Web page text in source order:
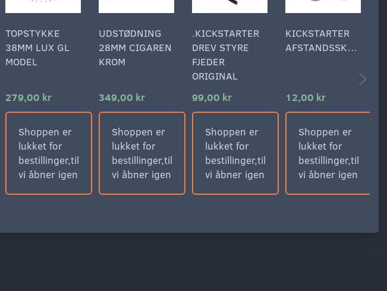
TOPSTYKKE
38MM LUX GL
MODEL
279,00 kr
Shoppen er
lukket for
bestillinger,til
vi åbner igen
UDSTØDNING
28MM CIGAREN
KROM
349,00 kr
Shoppen er
lukket for
bestillinger,til
vi åbner igen
.KICKSTARTER
DREV STYRE
FJEDER
ORIGINAL
99,00 kr
Shoppen er
lukket for
bestillinger,til
vi åbner igen
KICKSTARTER
AFSTANDSSKIVE
12,00 kr
Shoppen er
lukket for
bestillinger,til
vi åbner igen